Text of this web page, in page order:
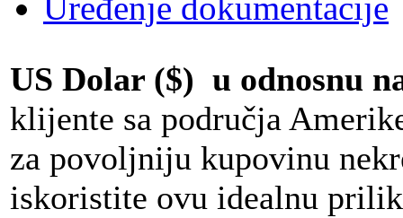
Uređenje dokumentacije
US Dolar ($) u odnosnu
klijente sa područja
za povoljniju kupovinu
iskoristite ovu idealnu